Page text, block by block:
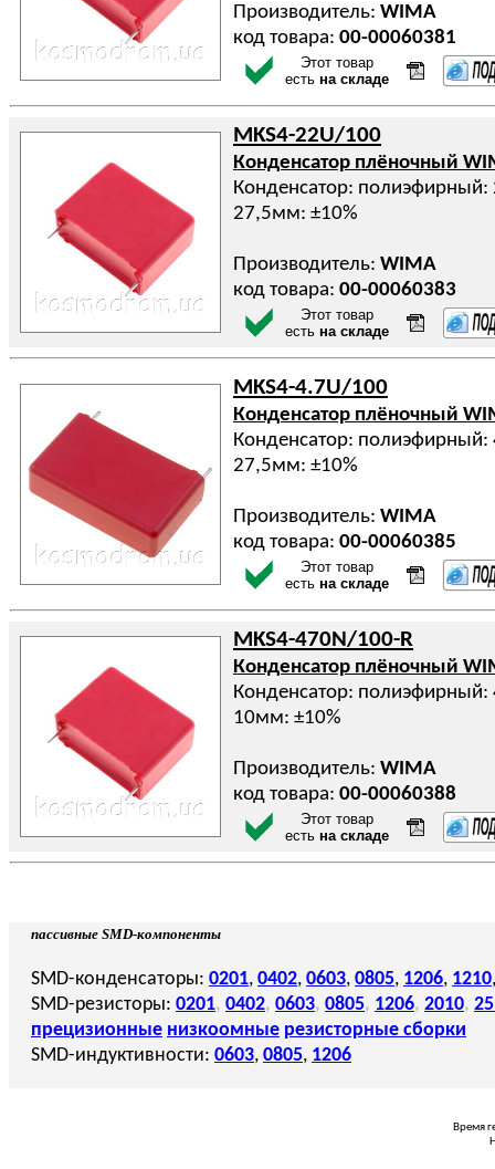
Производитель: WIMA
код товара: 00-00060381
Этот товар
есть на складе
MKS4-22U/100
Конденсатор плёночный
Конденсатор:
27,5мм: ±10%
Производитель: WIMA
код товара: 00-00060383
Этот товар
есть на складе
MKS4-4.7U/100
Конденсатор плёночный
Конденсатор:
27,5мм: ±10%
Производитель: WIMA
код товара: 00-00060385
Этот товар
есть на складе
MKS4-470N/100-R
Конденсатор плёночный
Конденсатор:
10мм: ±10%
Производитель: WIMA
код товара: 00-00060388
Этот товар
есть на складе
пассивные SMD-компоненты
SMD-конденсаторы: 0201, 0402, 0603, 0805, 1206, 1210,
SMD-резисторы: 0201, 0402, 0603, 0805, 1206, 2010,
прецизионные низкоомные резисторные сборки
SMD-индуктивности: 0603, 0805, 1206
Время